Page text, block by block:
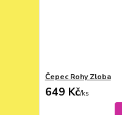
Čepec Rohy Zloba
649 Kč/ks